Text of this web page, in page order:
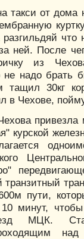
такси от дома
разгильдяй что
ней. После
из
не надо брать
30кг
в Чехове,
курской
пути,
10 минут,
МЦК.